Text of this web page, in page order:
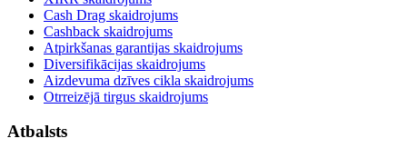
Cash Drag skaidrojums
Cashback skaidrojums
Atpirkšanas garantijas skaidrojums
Diversifikācijas skaidrojums
Aizdevuma dzīves cikla skaidrojums
Otrreizējā tirgus skaidrojums
Atbalsts